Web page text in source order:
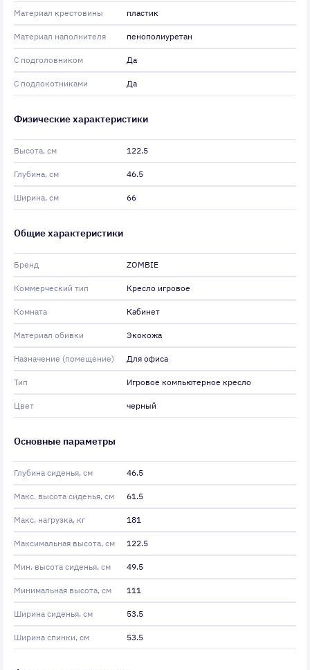
Материал крестовины пластик
Материал наполнителя пенополиуретан
С подголовником Да
С подлокотниками Да
Физические характеристики
Высота, см 122.5
Глубина, см 46.5
Ширина, см 66
Общие характеристики
Бренд ZOMBIE
Коммерческий тип Кресло игровое
Комната Кабинет
Материал обивки Экокожа
Назначение (помещение) Для офиса
Тип Игровое компьютерное кресло
Цвет черный
Основные параметры
Глубина сиденья, см 46.5
Макс. высота сиденья, см 61.5
Макс. нагрузка, кг 181
Максимальная высота, см 122.5
Мин. высота сиденья, см 49.5
Минимальная высота, см 111
Ширина сиденья, см 53.5
Ширина спинки, см 53.5